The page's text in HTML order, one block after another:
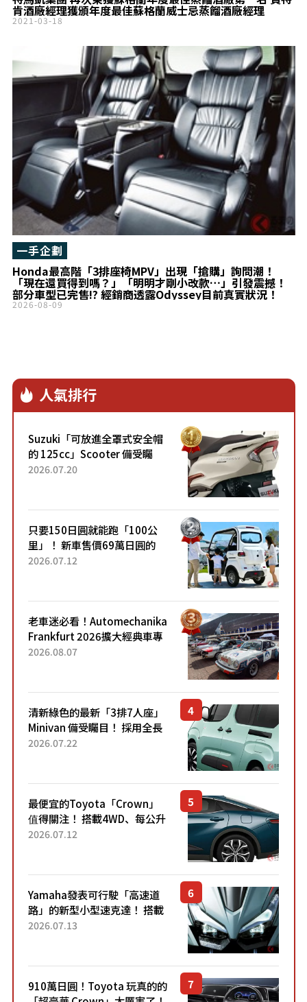
肯酒廠經理獲頒年度最佳蘇格蘭威士忌蒸餾酒廠經理
2021-03-18
Honda最高階「3排座椅MPV」出現「搶購」詢問潮！
「現在還買得到嗎？」「明明才剛小改款…」引發震撼！
部分車型已完售!? 經銷商透露Odyssey目前真實狀況！
一手企劃
2026-08-09
人氣排行
Suzuki「可放進全罩式安全帽
的 125cc」Scooter 備受矚
目！採用全新流線設計與各項
2026.07.20
只要150日圓就能跑「100公
里」！ 新車售價69萬日圓的
「3人座」Trike大受歡迎！ 順
2026.07.12
老車迷必看！Automechanika
Frankfurt 2026擴大經典車專
區 1954年珍稀古董車現場修復
2026.08.07
清新綠色的最新「3排7人座」
Minivan 備受矚目！ 採用全長
4.7公尺剛剛好的車身尺寸與
2026.07.22
最便宜的Toyota「Crown」
值得關注！ 搭載4WD、每公升
22.4公里低油耗表現超亮眼！
2026.07.12
Yamaha發表可行駛「高速道
路」的新型小型速克達！ 搭載
能享受超強勁「渦輪感」的動
2026.07.13
910萬日圓！Toyota 玩真的的